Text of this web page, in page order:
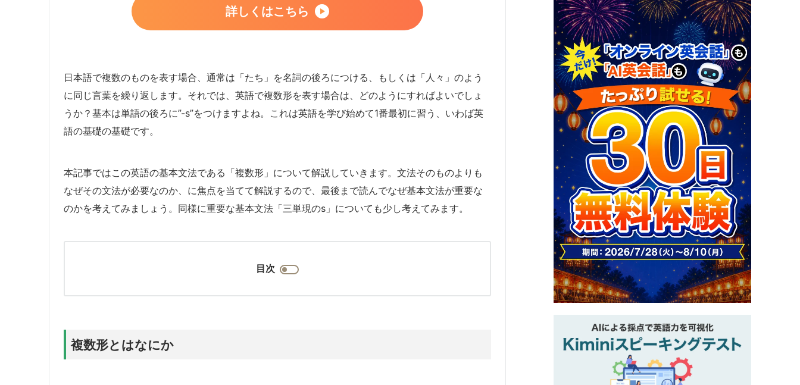
詳しくはこちら
日本語で複数のものを表す場合、通常は「たち」を名詞の後ろにつける、もしくは「人々」のよう
に同じ言葉を繰り返します。それでは、英語で複数形を表す場合は、どのようにすればよいでしょ
うか？基本は単語の後ろに”-s”をつけますよね。これは英語を学び始めて1番最初に習う、いわば英
語の基礎の基礎です。
本記事ではこの英語の基本文法である「複数形」について解説していきます。文法そのものよりも
なぜその文法が必要なのか、に焦点を当てて解説するので、最後まで読んでなぜ基本文法が重要な
のかを考えてみましょう。同様に重要な基本文法「三単現のs」についても少し考えてみます。
目次
複数形とはなにか